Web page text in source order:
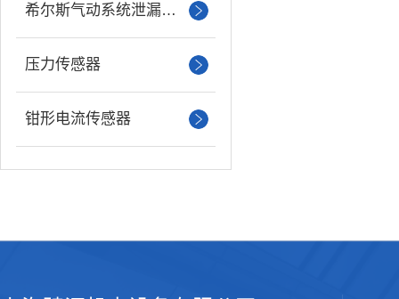
希尔斯气动系统泄漏检测仪
压力传感器
钳形电流传感器